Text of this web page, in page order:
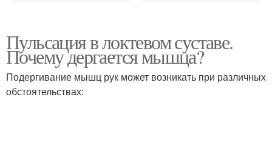
Пульсация в локтевом суставе.
Почему дергается мышца?
Подергивание мышц рук может возникать при различных
обстоятельствах: